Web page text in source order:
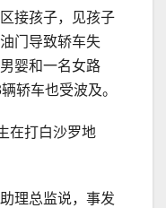
接孩子，见孩子
门导致轿车失
婴和一名女路
轿车也受波及。
在打白沙罗地
理总监说，事发